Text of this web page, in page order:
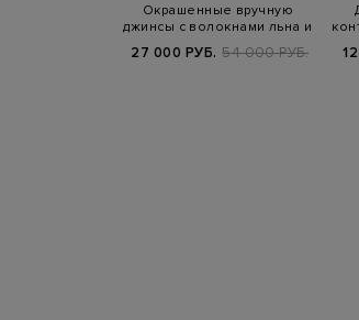
Окрашенные вручную
джинсы с волокнами льна и
27 000 РУБ. 54 000 РУБ.